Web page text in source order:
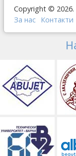
Copyright © 2026.
За нас Контакти